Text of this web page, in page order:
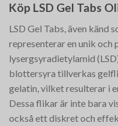
Köp LSD Gel Tabs
LSD Gel Tabs, även känd
representerar en unik
lysergsyradietylamid
blottersyra tillverkas
gelatin, vilket resulterar i
Dessa flikar är inte bara
också ett diskret och